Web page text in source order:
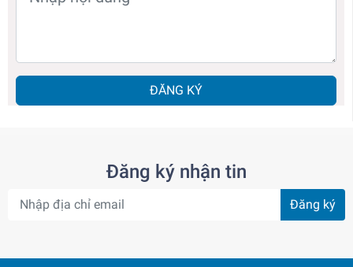
ĐĂNG KÝ
Đăng ký nhận tin
Đăng ký